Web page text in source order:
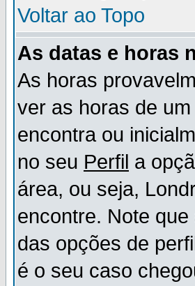
Voltar ao Topo
As datas e horas
As horas
ver as horas de
encontra ou
no seu Perfil a
área, ou seja,
encontre. Note
das opções de
é o seu caso